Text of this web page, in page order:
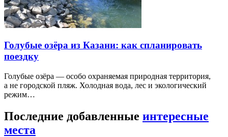
Голубые озёра из Казани: как спланировать
поездку
Голубые озёра — особо охраняемая природная территория,
а не городской пляж. Холодная вода, лес и экологический
режим…
Последние добавленные интересные
места